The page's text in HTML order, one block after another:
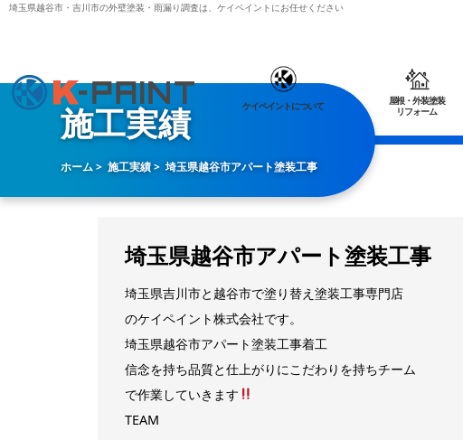
埼玉県越谷市・吉川市の外壁塗装・雨漏り調査は、ケイペイントにお任せください
ケイペイントについて
屋根・外装塗装
リフォーム
施工実績
ホーム 施工実績 埼玉県越谷市アパート塗装工事
埼玉県越谷市アパート塗装工事
埼玉県吉川市と越谷市で塗り替え塗装工事専門店
のケイペイント株式会社です。
埼玉県越谷市アパート塗装工事着工
信念を持ち品質と仕上がりにこだわりを持ちチーム
で作業していきます
TEAM